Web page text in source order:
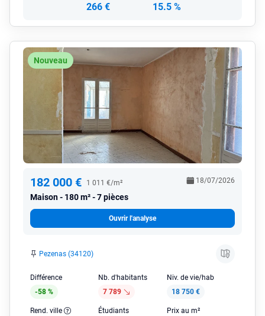
266 € 15.5 %
Nouveau
182 000 € 1 011 €/m²
Maison 180 m² - 7 pièces
18/07/2026
Ouvrir l'analyse
Pezenas (34120)
Différence
-58 %
Nb. d'habitants
7 789
Niv. de vie/hab
18 750 €
Rend. ville
Étudiants
Prix au m²